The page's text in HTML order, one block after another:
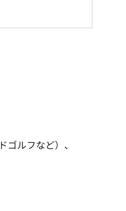
ルフなど）、